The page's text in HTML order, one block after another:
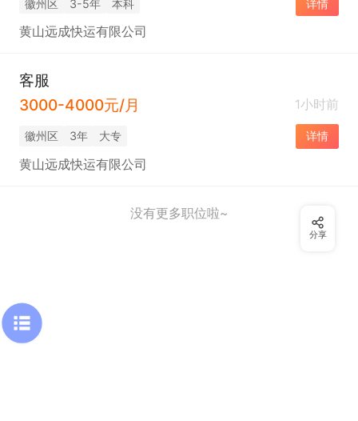
徽州区 3-5年 本科 详情
黄山远成快运有限公司
客服
3000-4000元/月
1小时前
徽州区 3年 大专 详情
黄山远成快运有限公司
没有更多职位啦~
分享